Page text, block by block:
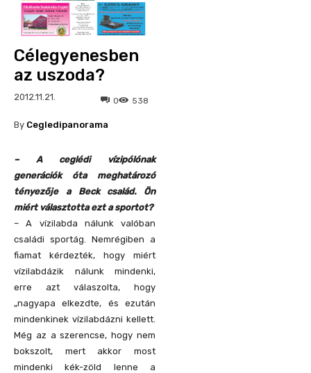
Célegyenesben
az uszoda?
2012.11.21. 538
0
By Cegledipanorama
– A ceglédi vízipólónak
generációk óta meghatározó
tényezője a Beck család. Ön
miért választotta ezt a sportot?
– A vízilabda nálunk valóban
családi sportág. Nemrégiben a
fiamat kérdezték, hogy miért
vízilabdázik nálunk mindenki,
erre azt válaszolta, hogy
„nagyapa elkezdte, és ezután
mindenkinek vízilabdázni kellett.
Még az a szerencse, hogy nem
bokszolt, mert akkor most
mindenki kék-zöld lenne a